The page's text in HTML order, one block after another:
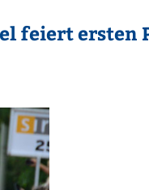
feiert ersten